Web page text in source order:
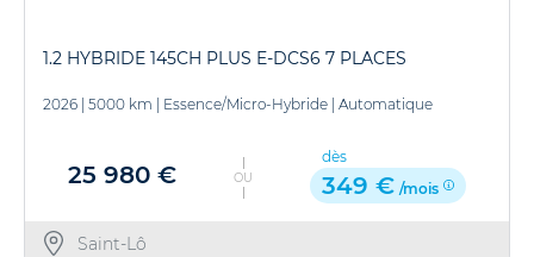
1.2 HYBRIDE 145CH PLUS E-DCS6 7 PLACES
2026 5000 km Essence/Micro-Hybride Automatique
25 980 € OU
dès
349 € /mois
Saint-Lô